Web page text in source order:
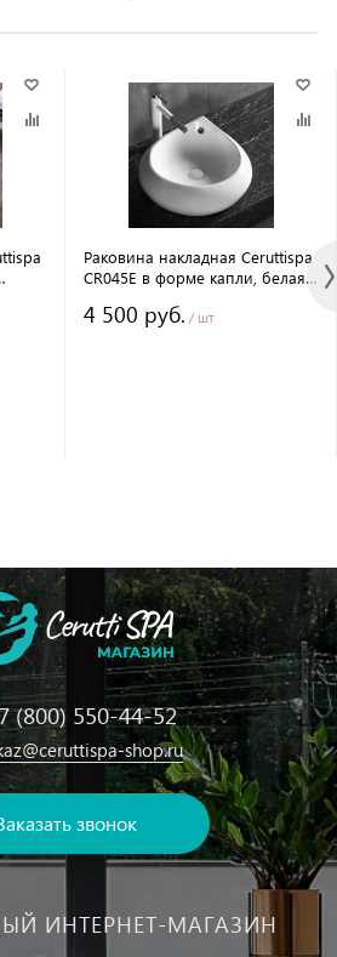
Раковина накладная Ceruttispa
CR045E в форме капли, белая,
4 500 руб. / шт
(800) 550-44-52
shop.ru
звонок
ИНТЕРНЕТ-МАГАЗИН